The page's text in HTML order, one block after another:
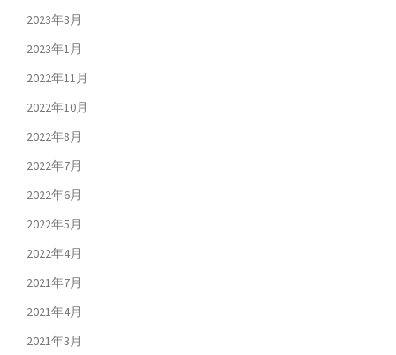
2023年3月
2023年1月
2022年11月
2022年10月
2022年8月
2022年7月
2022年6月
2022年5月
2022年4月
2021年7月
2021年4月
2021年3月